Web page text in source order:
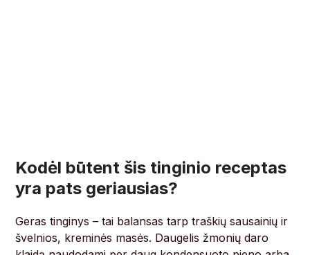
Kodėl būtent šis tinginio receptas
yra pats geriausias?
Geras tinginys – tai balansas tarp traškių sausainių ir
švelnios, kreminės masės. Daugelis žmonių daro